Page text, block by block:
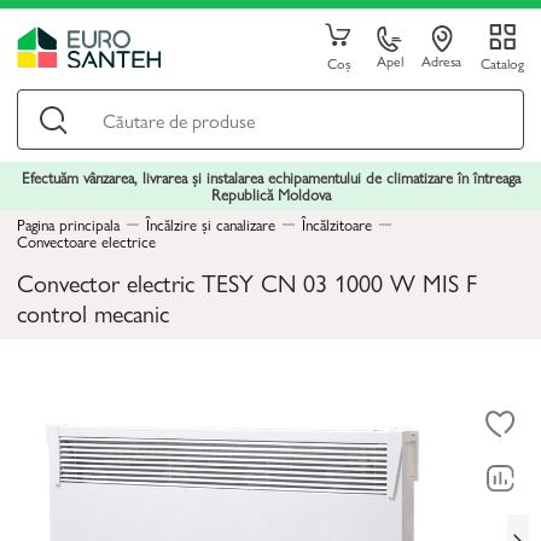
Coș Apel Adresa Catalog
Efectuăm vânzarea, livrarea și instalarea echipamentului de climatizare în întreaga
Republică Moldova
Pagina principala
Încălzire și canalizare Încălzitoare
Convectoare electrice
Convector electric TESY CN 03 1000 W MIS F
control mecanic